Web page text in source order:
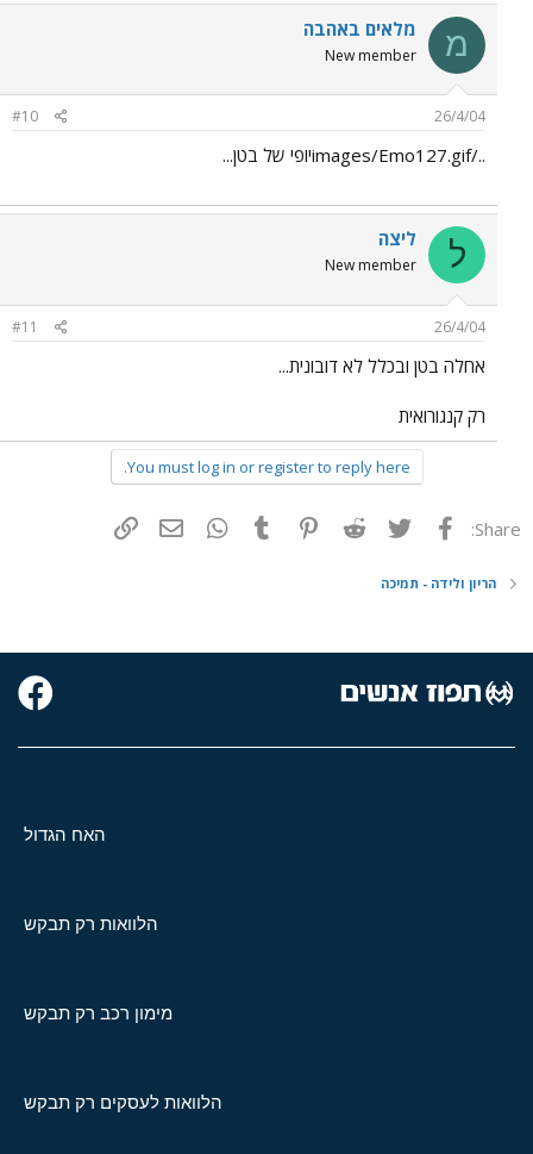
מ מלאים באהבה
New member
26/4/04
#10
../images/Emo127.gifיופי של בטן...
ל ליצה
New member
26/4/04
#11
אחלה בטן ובכלל לא דובונית...
רק קנגורואית
You must log in or register to reply here.
Share: פייסבוק Twitter
Reddit
Pinterest
Tumblr
WhatsAppדואר אלקטרוני
הריון ולידה - תמיכה
האח הגדול
הלוואות רק תבקש
מימון רכב רק תבקש
הלוואות לעסקים רק תבקש